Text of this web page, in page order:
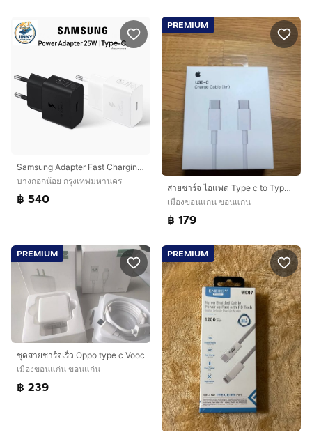
Samsung Adapter Fast Charging 25W อะแดปเตอร์ หัวชาร์จ Type C ของแท้ ประกันศูนย์ไทย
บางกอกน้อย กรุงเทพมหานคร
฿ 540
PREMIUM
สายชาร์จ ไอแพด Type c to Type c
เมืองขอนแก่น ขอนแก่น
฿ 179
PREMIUM
ชุดสายชาร์จเร็ว Oppo type c Vooc
เมืองขอนแก่น ขอนแก่น
฿ 239
PREMIUM